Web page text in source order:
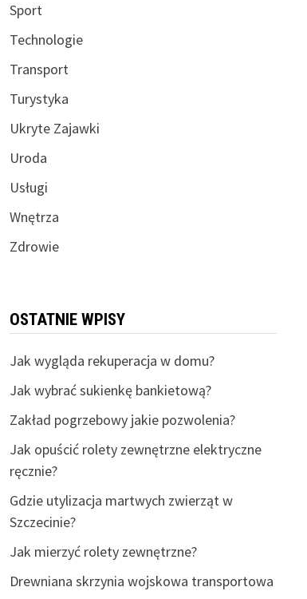
Sport
Technologie
Transport
Turystyka
Ukryte Zajawki
Uroda
Usługi
Wnętrza
Zdrowie
OSTATNIE WPISY
Jak wygląda rekuperacja w domu?
Jak wybrać sukienkę bankietową?
Zakład pogrzebowy jakie pozwolenia?
Jak opuścić rolety zewnętrzne elektryczne
ręcznie?
Gdzie utylizacja martwych zwierząt w
Szczecinie?
Jak mierzyć rolety zewnętrzne?
Drewniana skrzynia wojskowa transportowa